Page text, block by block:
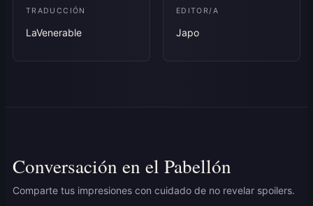
TRADUCCIÓN
LaVenerable
EDITOR/A
Japo
Conversación en el Pabellón
Comparte tus impresiones con cuidado de no revelar spoilers.